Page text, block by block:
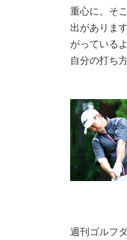
重心に。そ
出がありま
がっている
自分の打ち
週刊ゴルフ